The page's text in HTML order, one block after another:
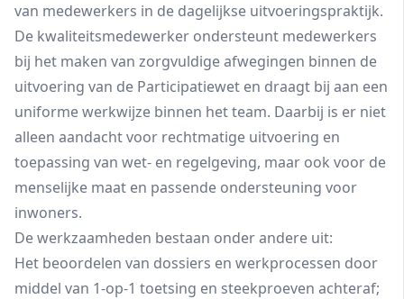
van medewerkers in de dagelijkse uitvoeringspraktijk.
De kwaliteitsmedewerker ondersteunt medewerkers
bij het maken van zorgvuldige afwegingen binnen de
uitvoering van de Participatiewet en draagt bij aan een
uniforme werkwijze binnen het team. Daarbij is er niet
alleen aandacht voor rechtmatige uitvoering en
toepassing van wet- en regelgeving, maar ook voor de
menselijke maat en passende ondersteuning voor
inwoners.
De werkzaamheden bestaan onder andere uit:
Het beoordelen van dossiers en werkprocessen door
middel van 1-op-1 toetsing en steekproeven achteraf;